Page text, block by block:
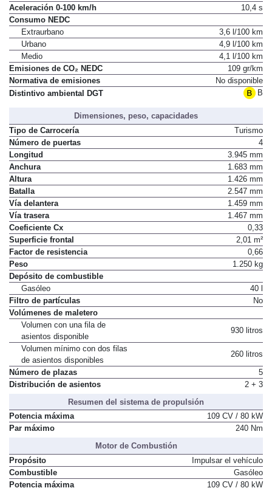
Velocidad máxima
193 km/h
Aceleración 0-100 km/h
Consumo NEDC
Extraurbano
3,6 l/100 km
Urbano
4,9 l/100 km
Medio
4,1 l/100 km
Emisiones de CO₂ NEDC
109 gr/km
Normativa de emisiones
No disponible
Dimensiones, peso, capacidades
Tipo de Carrocería
Turismo
Número de puertas
4
Longitud
3.945 mm
Anchura
1.683 mm
Altura
1.426 mm
Batalla
2.547 mm
Vía delantera
1.459 mm
Vía trasera
1.467 mm
Coeficiente Cx
0,33
Superficie frontal
2,01 m²
Factor de resistencia
0,66
Peso
Depósito de combustible
Gasóleo
40 l
Filtro de partículas
Volúmenes de maletero
Volumen con una fila de
asientos disponible
Volumen mínimo con dos filas
de asientos disponibles
Número de plazas
5
Resumen del sistema de propulsión
Potencia máxima
109 CV / 80 kW
Motor de Combustión
Propósito
Impulsar el vehículo
Combustible
Gasóleo